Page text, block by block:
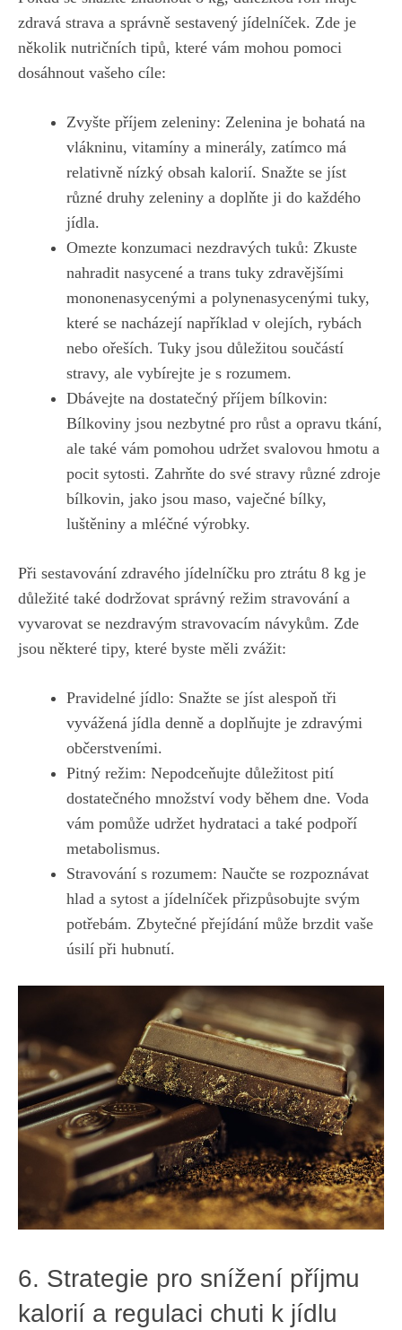
zdravá strava a ‌správně sestavený jídelníček. Zde je
několik nutričních tipů,‌ které vám mohou pomoci
dosáhnout vašeho cíle:
Zvyšte příjem⁢ zeleniny: Zelenina ⁢je bohatá​ na
vlákninu,‍ vitamíny a minerály,​ zatímco má
relativně ⁣nízký obsah kalorií.⁣ Snažte se⁢ jíst
různé ⁤druhy zeleniny ⁣a doplňte ji⁣ do každého
jídla.
Omezte konzumaci nezdravých tuků: Zkuste
nahradit nasycené a trans tuky zdravějšími
mononenasycenými a polynenasycenými ⁣tuky,
které⁤ se nacházejí například‍ v olejích, ‍rybách⁢
nebo ořeších. Tuky jsou důležitou​ součástí
stravy, ale vybírejte je s rozumem.
Dbávejte na dostatečný⁣ příjem bílkovin:
Bílkoviny jsou nezbytné pro růst a opravu tkání,
ale ‍také vám pomohou​ udržet svalovou hmotu a
pocit ⁤sytosti. Zahrňte do ⁢své stravy různé zdroje
bílkovin, jako jsou ⁢maso, vaječné bílky,
luštěniny a mléčné výrobky.
Při sestavování zdravého jídelníčku pro​ ztrátu⁣ 8 kg je
důležité také dodržovat správný⁣ režim stravování⁢ a
vyvarovat se nezdravým stravovacím návykům. Zde
jsou některé ⁢tipy,⁣ které byste měli zvážit:
Pravidelné⁣ jídlo: Snažte se jíst alespoň ⁣tři
vyvážená jídla denně a​ doplňujte je zdravými
občerstveními.
Pitný ‌režim: Nepodceňujte důležitost ⁣pití
⁢dostatečného ⁤množství vody během dne. Voda
vám pomůže ⁢udržet hydrataci a také podpoří
⁣metabolismus.
Stravování s‌ rozumem: Naučte se rozpoznávat
hlad a sytost ‍a jídelníček‍ přizpůsobujte svým
potřebám. Zbytečné přejídání může brzdit vaše⁤
úsilí při hubnutí.
6. Strategie pro snížení příjmu
kalorií ⁤a regulaci chuti k ⁣jídlu